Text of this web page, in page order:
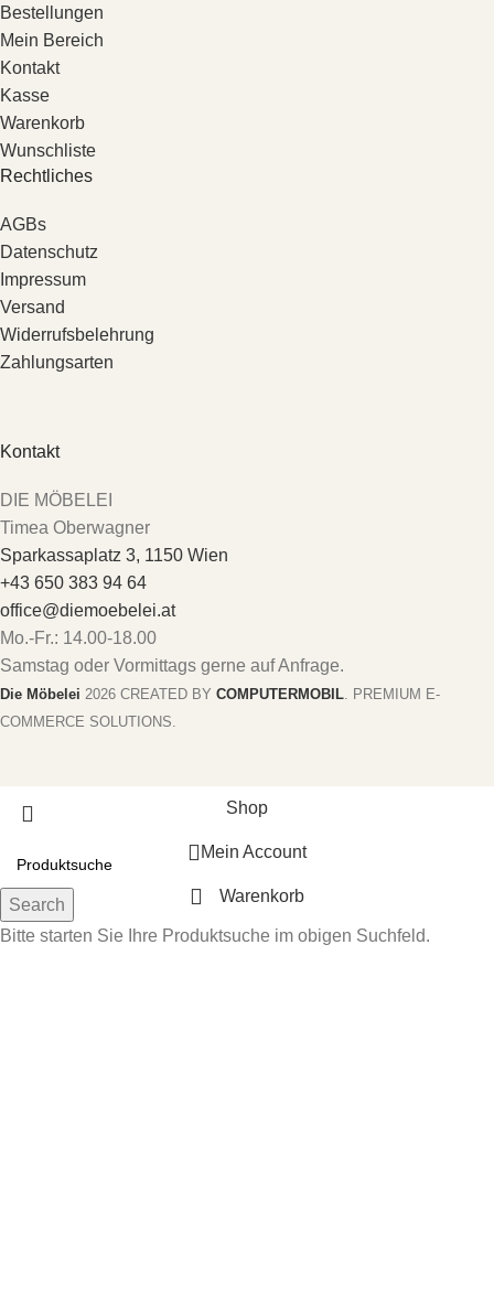
Bestellungen
Mein Bereich
Kontakt
Kasse
Warenkorb
Wunschliste
Rechtliches
AGBs
Datenschutz
Impressum
Versand
Widerrufsbelehrung
Zahlungsarten
Kontakt
DIE MÖBELEI
Timea Oberwagner
Sparkassaplatz 3, 1150 Wien
+43 650 383 94 64
office@diemoebelei.at
Mo.-Fr.: 14.00-18.00
Samstag oder Vormittags gerne auf Anfrage.
Die Möbelei 2026 CREATED BY COMPUTERMOBIL. PREMIUM E-
COMMERCE SOLUTIONS.
Search
Bitte starten Sie Ihre Produktsuche im obigen Suchfeld.
Shop
Mein Account
Warenkorb